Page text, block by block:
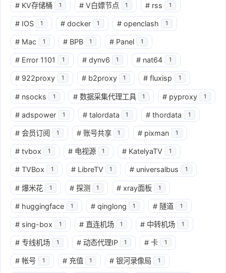
# KV存储桶 1 # V白嫖节点 1 # rss 1
# IOS 1 # docker 1 # openclash 1
# Mac 1 # BPB 1 # Panel 1
# Error 1101 1 # dynv6 1 # nat64 1
# 922proxy 1 # b2proxy 1 # fluxisp 1
# nsocks 1 # 数据采集代理工具 1 # pyproxy 1
# adspower 1 # talordata 1 # thordata 1
# 会员订阅 1 # 账号共享 1 # pixman 1
# tvbox 1 # 电视源 1 # KatelyaTV 1
# TVBox 1 # LibreTV 1 # universalbus 1
# 爆米花 1 # 探测 1 # xray面板 1
# huggingface 1 # qinglong 1 # 隧道 1
# sing-box 1 # 直连机场 1 # 中转机场 1
# 专线机场 1 # 动态代理IP 1 # 卡 1
# 帐号 1 # 充值 1 # 银河录像局 1